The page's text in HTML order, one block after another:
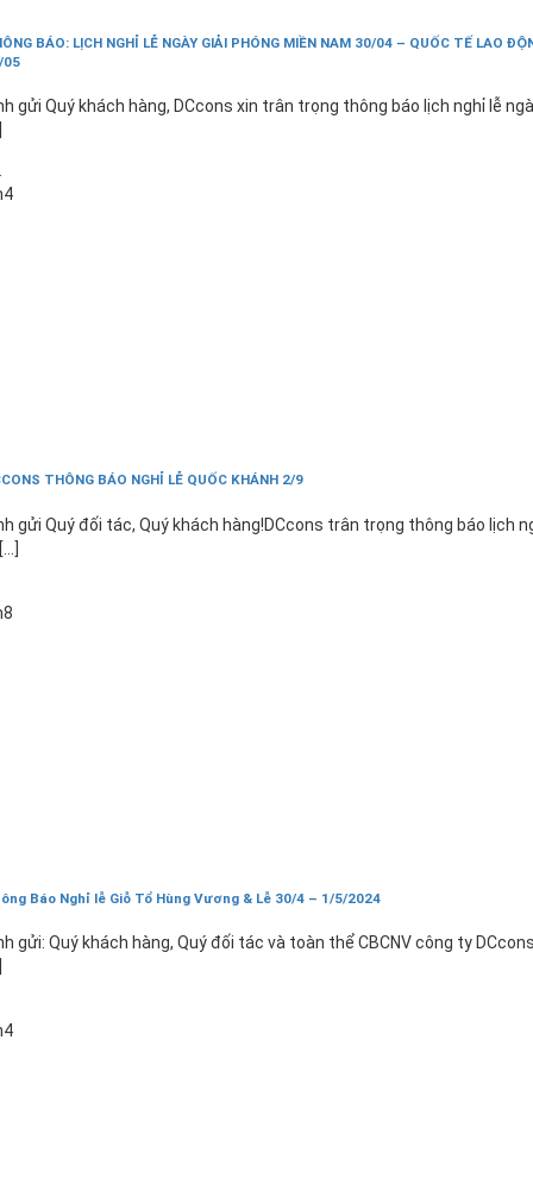
BÁO: LỊCH NGHỈ LỄ NGÀY GIẢI PHÓNG MIỀN NAM 30/04 – QUỐC TẾ LAO
05
gửi Quý khách hàng, DCcons xin trân trọng thông báo lịch nghỉ lễ
THÔNG BÁO NGHỈ LỄ QUỐC KHÁNH 2/9
gửi Quý đối tác, Quý khách hàng!DCcons trân trọng thông báo lịch
Báo Nghỉ lễ Giỗ Tổ Hùng Vương & Lễ 30/4 – 1/5/2024
gửi: Quý khách hàng, Quý đối tác và toàn thể CBCNV công ty